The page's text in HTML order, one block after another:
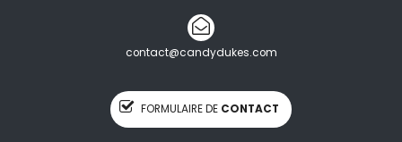
contact@candydukes.com
FORMULAIRE DE CONTACT